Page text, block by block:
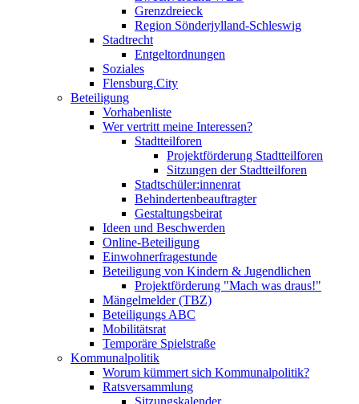
Grenzdreieck
Region Sönderjylland-Schleswig
Stadtrecht
Entgeltordnungen
Soziales
Flensburg.City
Beteiligung
Vorhabenliste
Wer vertritt meine Interessen?
Stadtteilforen
Projektförderung Stadtteilforen
Sitzungen der Stadtteilforen
Stadtschüler:innenrat
Behindertenbeauftragter
Gestaltungsbeirat
Ideen und Beschwerden
Online-Beteiligung
Einwohnerfragestunde
Beteiligung von Kindern & Jugendlichen
Projektförderung "Mach was draus!"
Mängelmelder (TBZ)
Beteiligungs ABC
Mobilitätsrat
Temporäre Spielstraße
Kommunalpolitik
Worum kümmert sich Kommunalpolitik?
Ratsversammlung
Sitzungskalender